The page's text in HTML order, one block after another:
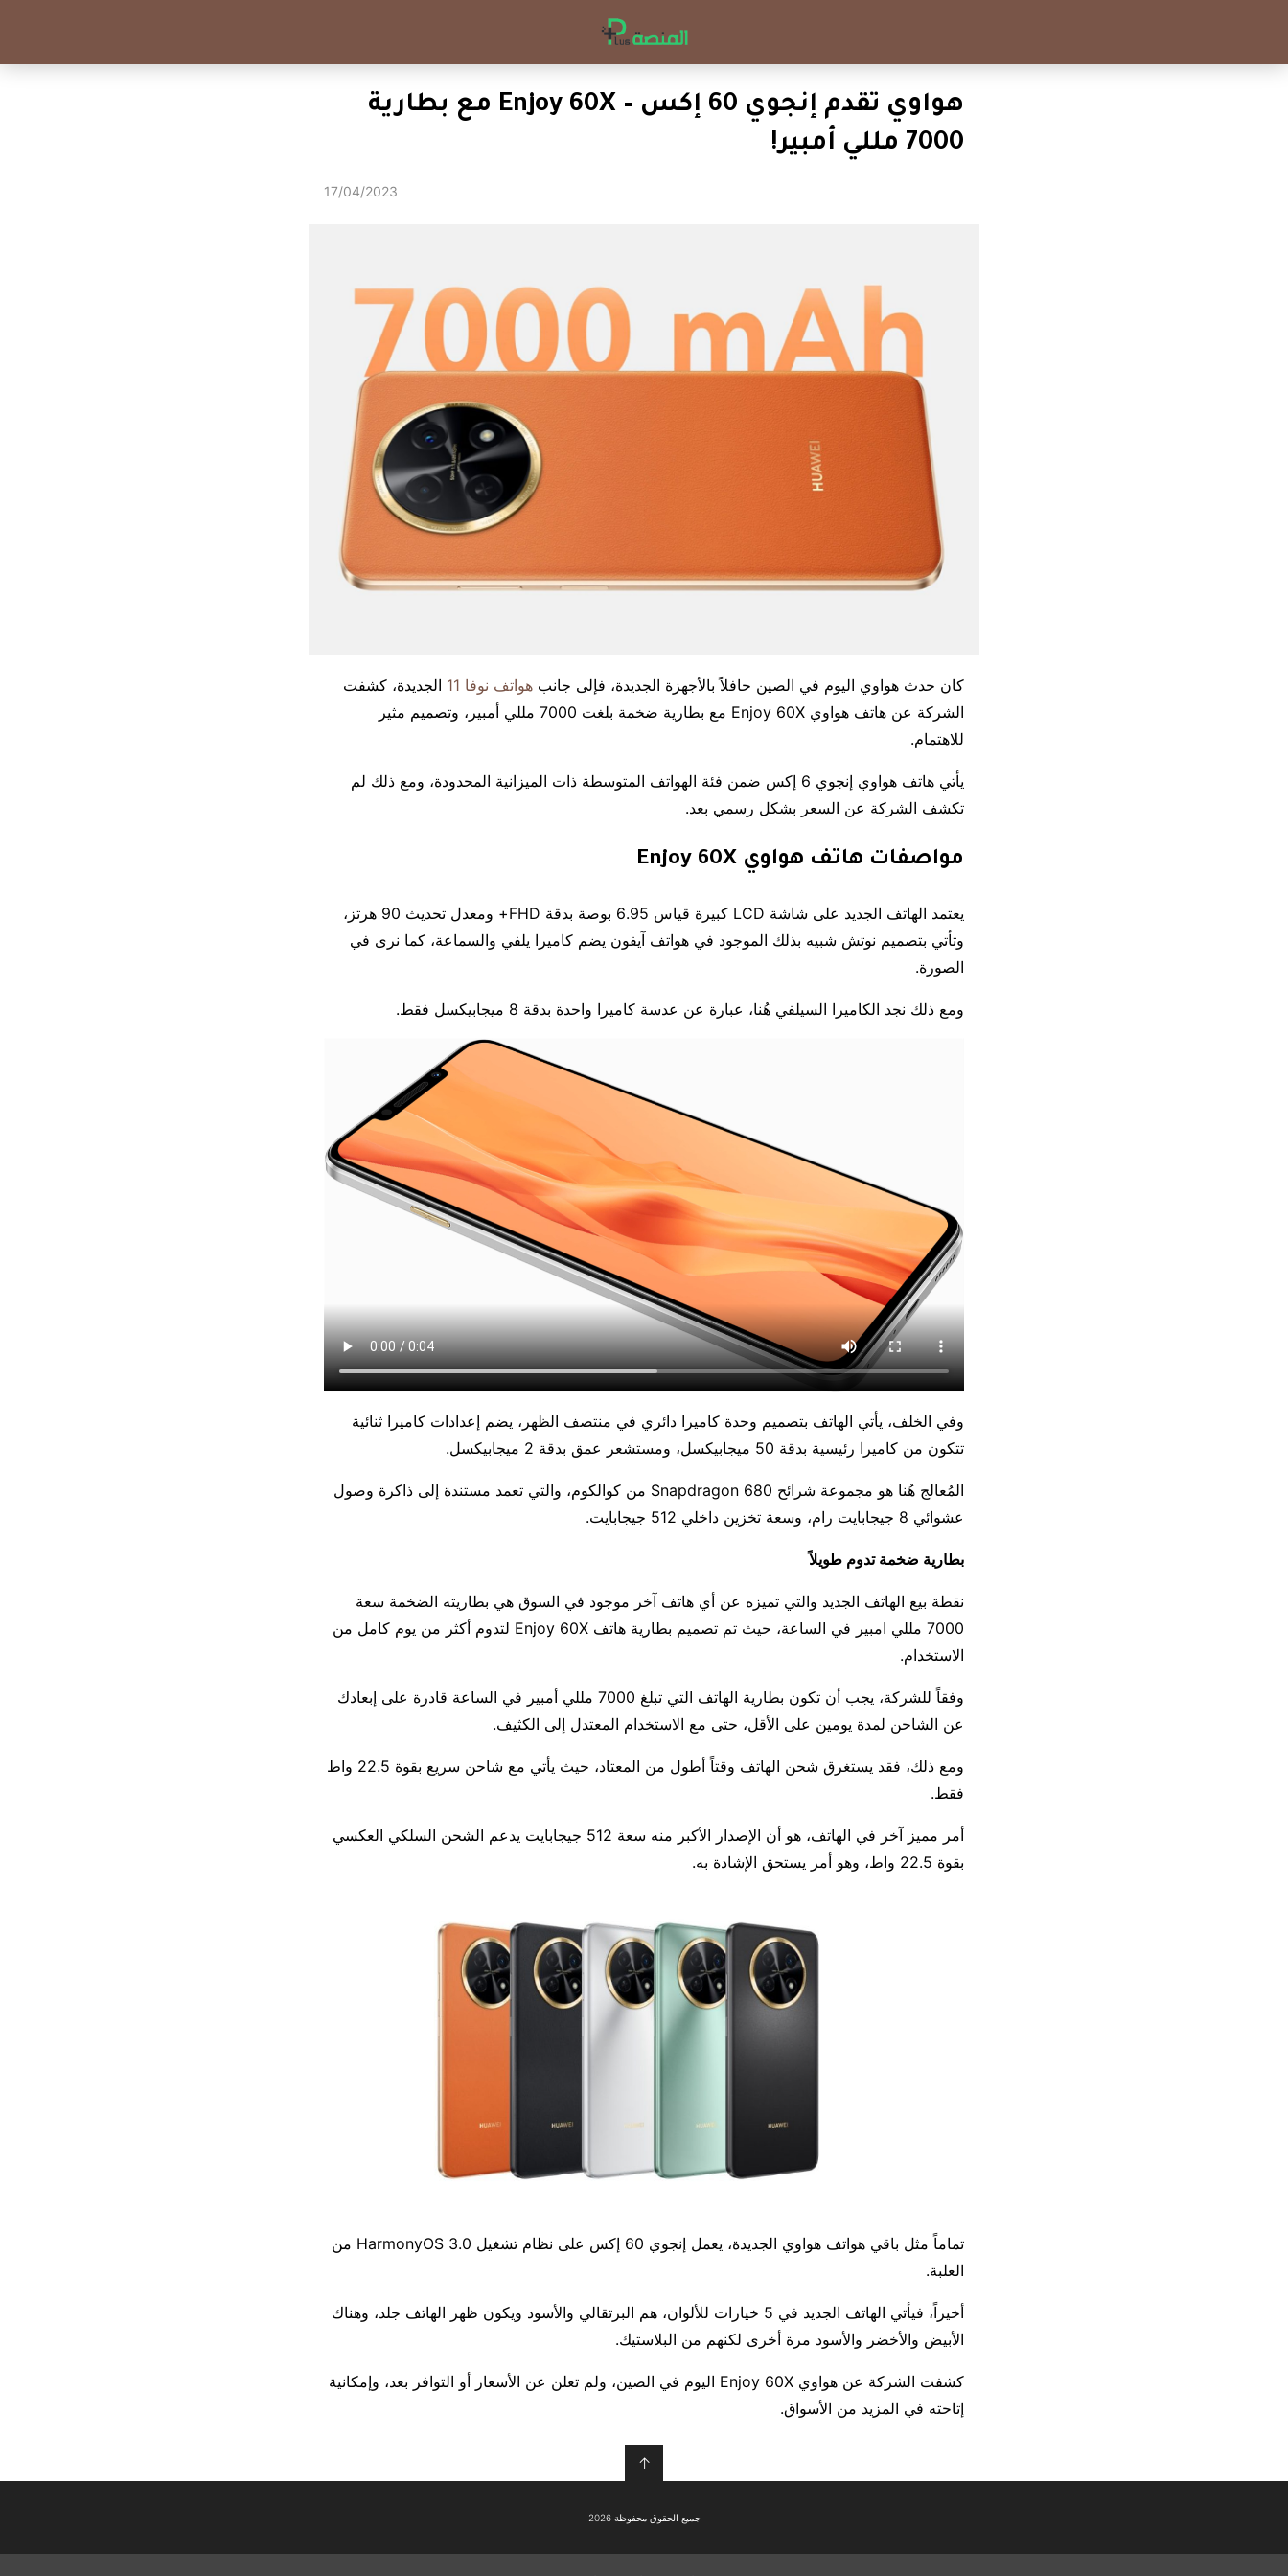
هواوي تقدم إنجوي 60 إكس – Enjoy 60X مع بطارية
7000 مللي أمبير!
17/04/2023
كان حدث هواوي اليوم في الصين حافلاً بالأجهزة الجديدة، فإلى جانب هواتف نوفا 11
الجديدة، كشفت
الشركة عن هاتف هواوي Enjoy 60X مع بطارية ضخمة بلغت 7000 مللي أمبير، وتصميم مثير
للاهتمام.
يأتي هاتف هواوي إنجوي 6 إكس ضمن فئة الهواتف المتوسطة ذات الميزانية المحدودة، ومع ذلك لم
تكشف الشركة عن السعر بشكل رسمي بعد.
مواصفات هاتف هواوي Enjoy 60X
يعتمد الهاتف الجديد على شاشة LCD كبيرة قياس 6.95 بوصة بدقة FHD+ ومعدل تحديث 90 هرتز،
وتأتي بتصميم نوتش شبيه بذلك الموجود في هواتف آيفون يضم كاميرا يلفي والسماعة، كما نرى في
الصورة.
ومع ذلك نجد الكاميرا السيلفي هُنا، عبارة عن عدسة كاميرا واحدة بدقة 8 ميجابيكسل فقط.
وفي الخلف، يأتي الهاتف بتصميم وحدة كاميرا دائري في منتصف الظهر، يضم إعدادات كاميرا ثنائية
تتكون من كاميرا رئيسية بدقة 50 ميجابيكسل، ومستشعر عمق بدقة 2 ميجابيكسل.
المُعالج هُنا هو مجموعة شرائح Snapdragon 680 من كوالكوم، والتي تعمد مستندة إلى ذاكرة وصول
عشوائي 8 جيجابايت رام، وسعة تخزين داخلي 512 جيجابايت.
بطارية ضخمة تدوم طويلاً
نقطة بيع الهاتف الجديد والتي تميزه عن أي هاتف آخر موجود في السوق هي بطاريته الضخمة سعة
7000 مللي امبير في الساعة، حيث تم تصميم بطارية هاتف Enjoy 60X لتدوم أكثر من يوم كامل من
الاستخدام.
وفقاً للشركة، يجب أن تكون بطارية الهاتف التي تبلغ 7000 مللي أمبير في الساعة قادرة على إبعادك
عن الشاحن لمدة يومين على الأقل، حتى مع الاستخدام المعتدل إلى الكثيف.
ومع ذلك، فقد يستغرق شحن الهاتف وقتاً أطول من المعتاد، حيث يأتي مع شاحن سريع بقوة 22.5 واط
فقط.
أمر مميز آخر في الهاتف، هو أن الإصدار الأكبر منه سعة 512 جيجابايت يدعم الشحن السلكي العكسي
بقوة 22.5 واط، وهو أمر يستحق الإشادة به.
تماماً مثل باقي هواتف هواوي الجديدة، يعمل إنجوي 60 إكس على نظام تشغيل HarmonyOS 3.0 من
العلبة.
أخيراً، فيأتي الهاتف الجديد في 5 خيارات للألوان، هم البرتقالي والأسود ويكون ظهر الهاتف جلد، وهناك
الأبيض والأخضر والأسود مرة أخرى لكنهم من البلاستيك.
كشفت الشركة عن هواوي Enjoy 60X اليوم في الصين، ولم تعلن عن الأسعار أو التوافر بعد، وإمكانية
إتاحته في المزيد من الأسواق.
↑
جميع الحقوق محفوظة 2026